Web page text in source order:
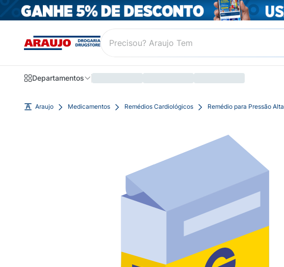
Departamentos
Araujo Medicamentos Remédios Cardiológicos Remédio para Pressão Alta